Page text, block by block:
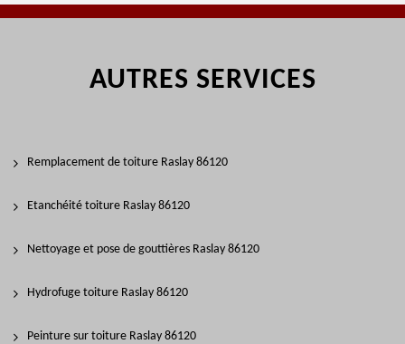
AUTRES SERVICES
Remplacement de toiture Raslay 86120
Etanchéité toiture Raslay 86120
Nettoyage et pose de gouttières Raslay 86120
Hydrofuge toiture Raslay 86120
Peinture sur toiture Raslay 86120